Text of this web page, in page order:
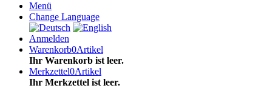
Menü
Change Language
Anmelden
Warenkorb0Artikel
Ihr Warenkorb ist leer.
Merkzettel0Artikel
Ihr Merkzettel ist leer.